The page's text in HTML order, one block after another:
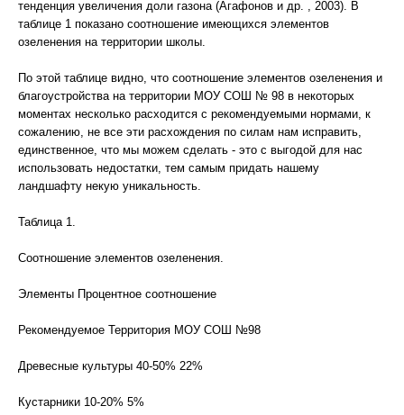
тенденция увеличения доли газона (Агафонов и др. , 2003). В
таблице 1 показано соотношение имеющихся элементов
озеленения на территории школы.
По этой таблице видно, что соотношение элементов озеленения и
благоустройства на территории МОУ СОШ № 98 в некоторых
моментах несколько расходится с рекомендуемыми нормами, к
сожалению, не все эти расхождения по силам нам исправить,
единственное, что мы можем сделать - это с выгодой для нас
использовать недостатки, тем самым придать нашему
ландшафту некую уникальность.
Таблица 1.
Соотношение элементов озеленения.
Элементы Процентное соотношение
Рекомендуемое Территория МОУ СОШ №98
Древесные культуры 40-50% 22%
Кустарники 10-20% 5%